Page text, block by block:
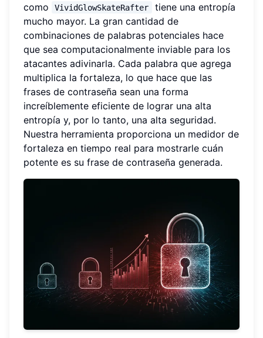
como
VividGlowSkateRafter
tiene una entropía
mucho mayor. La gran cantidad de
combinaciones de palabras potenciales hace
que sea computacionalmente inviable para los
atacantes adivinarla. Cada palabra que agrega
multiplica la fortaleza, lo que hace que las
frases de contraseña sean una forma
increíblemente eficiente de lograr una alta
entropía y, por lo tanto, una alta seguridad.
Nuestra herramienta proporciona un medidor de
fortaleza en tiempo real para mostrarle cuán
potente es su frase de contraseña generada.